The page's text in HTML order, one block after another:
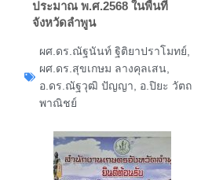
ประมาณ พ.ศ.2568 ในพื้นที่
จังหวัดลำพูน
ผศ.ดร.ณัฐนันท์ ฐิติยาปราโมทย์
ผศ.ดร.สุขเกษม ลางคุลเสน
อ.ดร.ณัฐวุฒิ ปัญญา
อ.ปิยะ วัตถ
พาณิชย์